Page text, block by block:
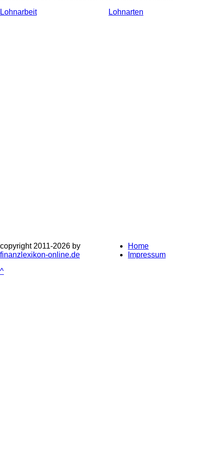
Lohnarbeit
Lohnarten
copyright 2011-2026 by
finanzlexikon-online.de
Home
Impressum
^